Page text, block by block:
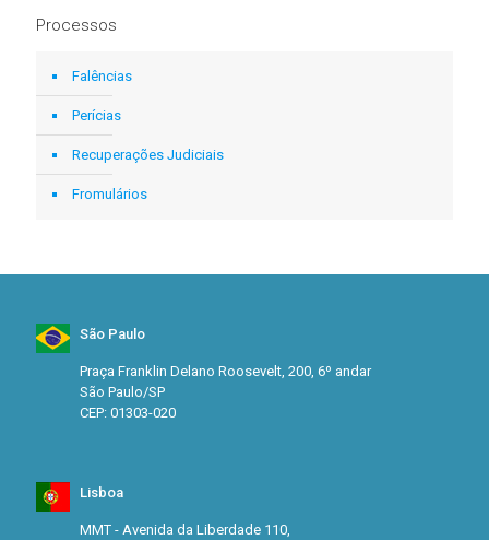
Processos
Falências
Perícias
Recuperações Judiciais
Fromulários
São Paulo
Praça Franklin Delano Roosevelt, 200, 6º andar
São Paulo/SP
CEP: 01303-020
Lisboa
MMT - Avenida da Liberdade 110,